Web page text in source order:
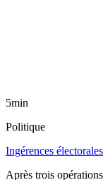
5min
Politique
Ingérences
Après trois